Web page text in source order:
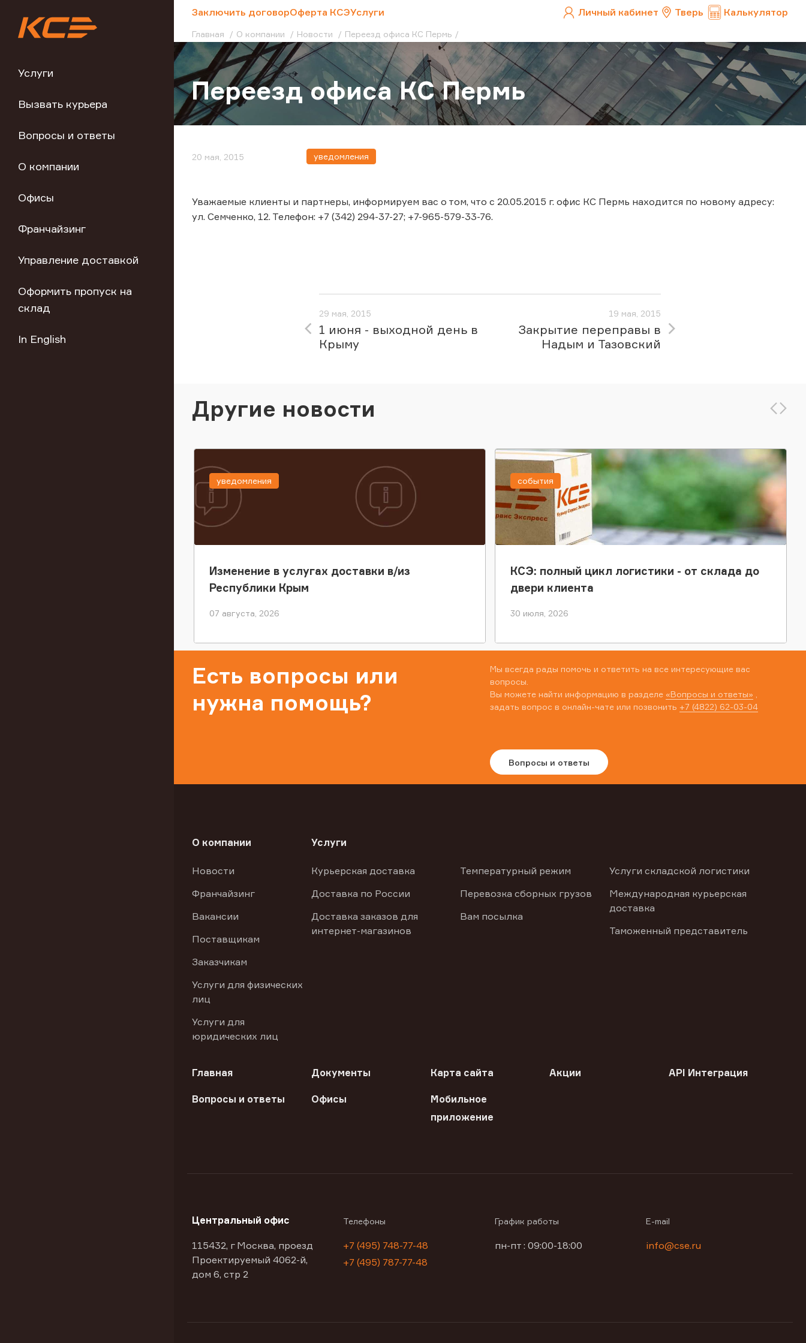
Услуги
Вызвать курьера
Вопросы и ответы
О компании
Офисы
Франчайзинг
Управление доставкой
Оформить пропуск на
склад
In English
Заключить договорОферта КСЭУслуги Личный кабинет Тверь Калькулятор
Главная О компании Новости Переезд офиса КС Пермь
Переезд офиса КС Пермь
20 мая, 2015 уведомления
Уважаемые клиенты и партнеры, информируем вас о том, что с 20.05.2015 г. офис КС Пермь находится по новому адресу:
ул. Семченко, 12. Телефон: +7 (342) 294-37-27; +7-965-579-33-76.
29 мая, 2015
1 июня - выходной день в
Крыму
19 мая, 2015
Закрытие переправы в
Надым и Тазовский
Другие новости
Изменение в услугах доставки в/из
Республики Крым
07 августа, 2026
уведомления
КСЭ: полный цикл логистики - от склада до
двери клиента
30 июля, 2026
события
Есть вопросы или
нужна помощь?
Мы всегда рады помочь и ответить на все интересующие вас
вопросы.
Вы можете найти информацию в разделе «Вопросы и ответы»
задать вопрос в онлайн-чате или позвонить +7 (4822) 62-03-04
Вопросы и ответы
О компании
Новости
Франчайзинг
Вакансии
Поставщикам
Заказчикам
Услуги для физических
лиц
Услуги для
юридических лиц
Услуги
Курьерская доставка
Доставка по России
Доставка заказов для
интернет-магазинов
Температурный режим
Перевозка сборных грузов
Вам посылка
Услуги складской логистики
Международная курьерская
доставка
Таможенный представитель
Главная Документы Карта сайта Акции API Интеграция
Вопросы и ответы Офисы
Мобильное
приложение
Центральный офис
115432, г Москва, проезд
Проектируемый 4062-й,
дом 6, стр 2
Телефоны
+7 (495) 748-77-48
+7 (495) 787-77-48
График работы
пн-пт : 09:00-18:00
E-mail
info@cse.ru